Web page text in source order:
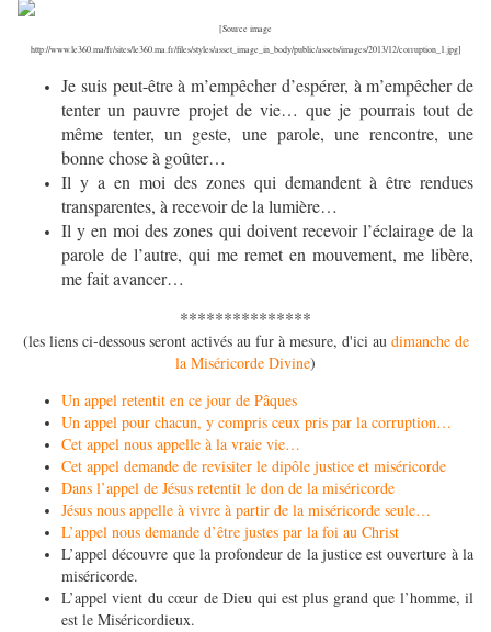
[Source image
http://www.le360.ma/fr/sites/le360.ma.fr/files/styles/asset_image_in_body/public/assets/images/2013/12/corruption_1.jpg]
Je suis peut-être à m’empêcher d’espérer, à m’empêcher de
tenter un pauvre projet de vie… que je pourrais tout de
même tenter, un geste, une parole, une rencontre, une
bonne chose à goûter…
Il y a en moi des zones qui demandent à être rendues
transparentes, à recevoir de la lumière…
Il y en moi des zones qui doivent recevoir l’éclairage de la
parole de l’autre, qui me remet en mouvement, me libère,
me fait avancer…
***************
(les liens ci-dessous seront activés au fur à mesure, d'ici au dimanche de
la Miséricorde Divine)
Un appel retentit en ce jour de Pâques
Un appel pour chacun, y compris ceux pris par la corruption…
Cet appel nous appelle à la vraie vie…
Cet appel demande de revisiter le dipôle justice et miséricorde
Dans l’appel de Jésus retentit le don de la miséricorde
Jésus nous appelle à vivre à partir de la miséricorde seule…
L’appel nous demande d’être justes par la foi au Christ
L’appel découvre que la profondeur de la justice est ouverture à la
miséricorde.
L’appel vient du cœur de Dieu qui est plus grand que l’homme, il
est le Miséricordieux.